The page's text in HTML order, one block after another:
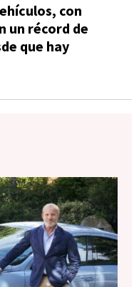
con
un récord de
que hay